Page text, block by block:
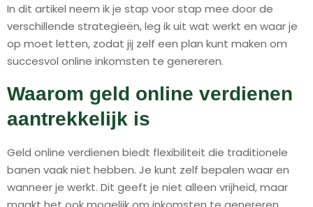
In dit artikel neem ik je stap voor stap mee door de
verschillende strategieën, leg ik uit wat werkt en waar je
op moet letten, zodat jij zelf een plan kunt maken om
succesvol online inkomsten te genereren.
Waarom geld online verdienen
aantrekkelijk is
Geld online verdienen biedt flexibiliteit die traditionele
banen vaak niet hebben. Je kunt zelf bepalen waar en
wanneer je werkt. Dit geeft je niet alleen vrijheid, maar